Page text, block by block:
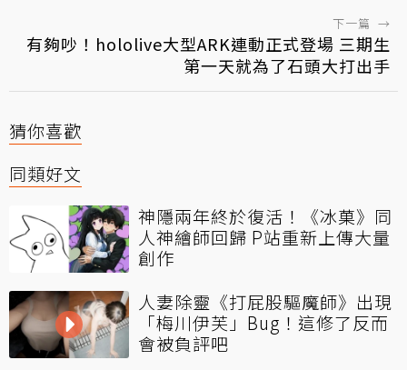
下一篇 →
有夠吵！hololive大型ARK連動正式登場 三期生
第一天就為了石頭大打出手
猜你喜歡
同類好文
神隱兩年終於復活！《冰菓》同
人神繪師回歸 P站重新上傳大量
創作
人妻除靈《打屁股驅魔師》出現
「梅川伊芙」Bug！這修了反而
會被負評吧